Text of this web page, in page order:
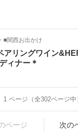
・ ■関西お出かけ
リングワイン
ィナー＊
1 ページ（全302ページ中
ページ 次の